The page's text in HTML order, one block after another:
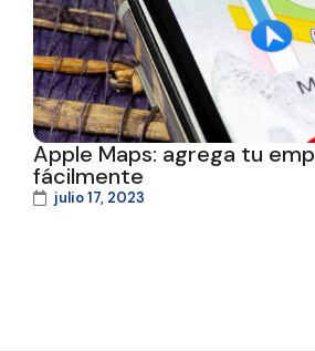
Apple Maps: agrega tu
fácilmente
julio 17, 2023